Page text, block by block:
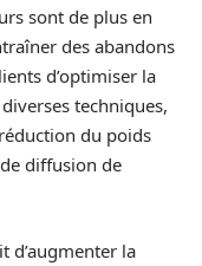
sont de plus en
des abandons
d’optimiser la
techniques,
du poids
diffusion de
d’augmenter la